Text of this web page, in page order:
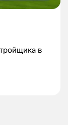
в